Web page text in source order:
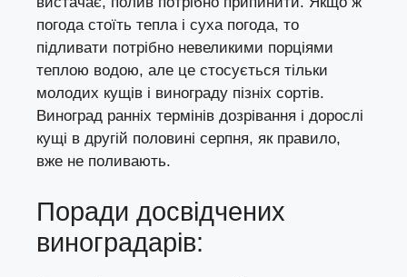
погода стоїть тепла і суха погода, то
підливати потрібно невеликими порціями
теплою водою, але це стосується тільки
молодих кущів і винограду пізніх сортів.
Виноград ранніх термінів дозрівання і дорослі
кущі в другій половині серпня, як правило,
вже не поливають.
Поради досвідчених
виноградарів: